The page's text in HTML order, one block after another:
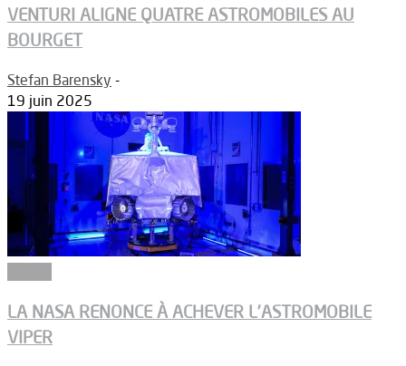
VENTURI ALIGNE QUATRE ASTROMOBILES AU
BOURGET
Stefan Barensky -
19 juin 2025
LA NASA RENONCE À ACHEVER L’ASTROMOBILE
VIPER